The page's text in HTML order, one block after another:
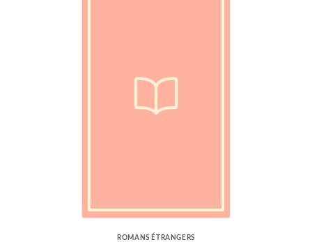
ROMANS ÉTRANGERS